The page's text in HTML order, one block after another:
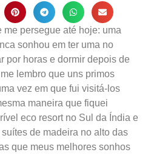
persegue até hoje: uma
sonhou em ter uma no
por horas e dormir depois de
lembro que uns primos
vez em que fui visitá-los
maneira que fiquei
eco resort no Sul da Índia e
de madeira no alto das
que meus melhores sonhos